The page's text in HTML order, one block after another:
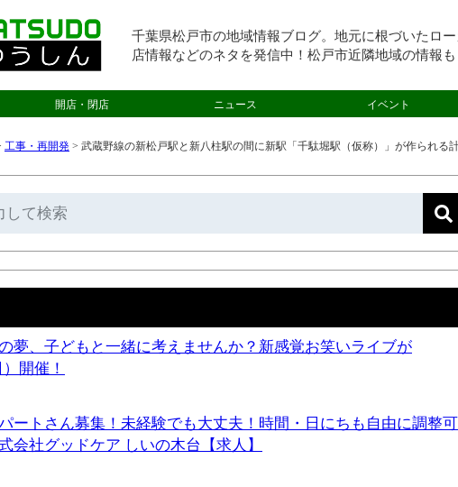
千葉県松戸市の地域情報ブログ。地元に根づいたロ
店情報などのネタを発信中！松戸市近隣地域の情報も
開店・閉店 ニュース イベント
工事・再開発 > 武蔵野線の新松戸駅と新八柱駅の間に新駅「千駄堀駅（仮称）」が作られる
夢、子どもと一緒に考えませんか？新感覚お笑いライブが
開催！
ートさん募集！未経験でも大丈夫！時間・日にちも自由に調整可
会社グッドケア しいの木台【求人】